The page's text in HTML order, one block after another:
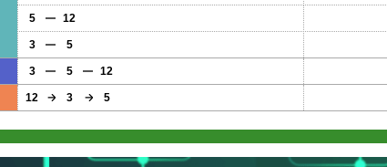
5 12
3 5
3 5 12
12 3 5